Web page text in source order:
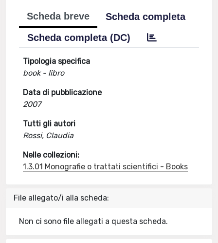
Scheda breve
Scheda completa
Scheda completa (DC)
Tipologia specifica
book - libro
Data di pubblicazione
2007
Tutti gli autori
Rossi, Claudia
Nelle collezioni:
1.3.01 Monografie o trattati scientifici - Books
File allegato/i alla scheda:
Non ci sono file allegati a questa scheda.